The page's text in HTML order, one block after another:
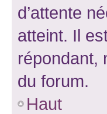
d’attente
atteint. Il
répondant,
du forum.
Haut